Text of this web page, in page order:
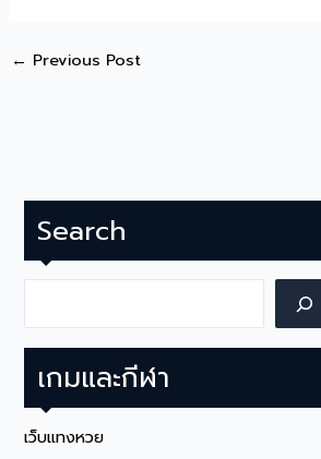
← Previous Post
Search
เกมและกีฬา
เว็บแทงหวย